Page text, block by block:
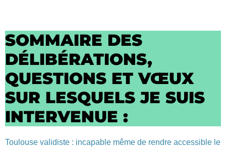
SOMMAIRE DES
DÉLIBÉRATIONS,
QUESTIONS ET VŒUX
SUR LESQUELS JE SUIS
INTERVENUE :
Toulouse validiste : incapable même de rendre accessible le